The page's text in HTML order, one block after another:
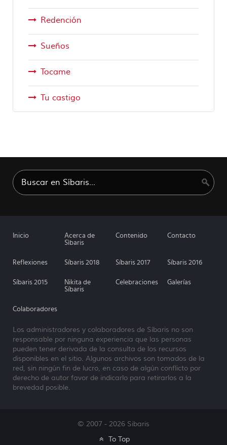
Redención
Sueños
Tocame
Tu castigo
Inicio
Acerca de
Sìbaris
Contenido Contacto
Reflexiones Síbaris 2018 Síbaris 2017 Síbaris 2016
Síbaris 2015
Nikita de
Síbaris
Celebraciones Galerías
Colaboradores
Los administradores y colaboradores de Síbaris no son
responsable por ninguna experiencia que las personas
pueden tener derivada de la consulta de los recursos
disponibles en el sitio. Algunos archivos son tomados de la
red, sin ningún fin de lucro, en caso de algún conflicto por
derecho de autor favor de indicarlo para retirarlos a la
brevedad posible.
© 2007 - 2026 Sibaris
To Top